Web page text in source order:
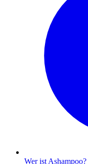
Wer ist Ashampoo?